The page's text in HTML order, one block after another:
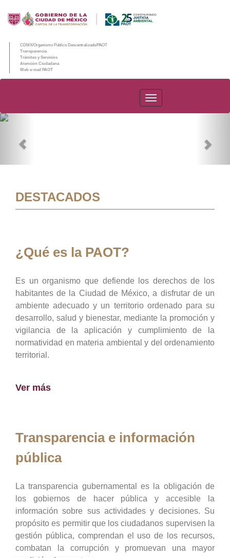
CDMX/Organismo Público Descentralizado/PAOT
Transparencia
Trámites y Servicios
Atención Ciudadana
Web e-mail PAOT
PAOT
DESTACADOS
¿Qué es la PAOT?
Es un organismo que defiende los derechos de los
habitantes de la Ciudad de México, a disfrutar de un
ambiente adecuado y un territorio ordenado para su
desarrollo, salud y bienestar, mediante la promoción y
vigilancia de la aplicación y cumplimiento de la
normatividad en materia ambiental y del ordenamiento
territorial.
Ver más
Transparencia e información
pública
La transparencia gubernamental es la obligación de
los gobiernos de hacer pública y accesible la
información sobre sus actividades y decisiones. Su
propósito es permitir que los ciudadanos supervisen la
gestión pública, comprendan el uso de los recursos,
combatan la corrupción y promuevan una mayor